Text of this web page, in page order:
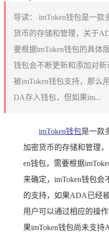
导读：
imToken钱包是一
货币的存储和管理，关于
要根据imToken钱包的具体
钱包会不断更新和添加对
被imToken钱包支持，那么
DA存入钱包，但如果im...
imToken钱包是一款
加密货币的存储和管理
en钱包，需要根据
来确定，imToken钱包
的支持，如果ADA已经
用户可以通过相应的操
果imToken钱包尚未支